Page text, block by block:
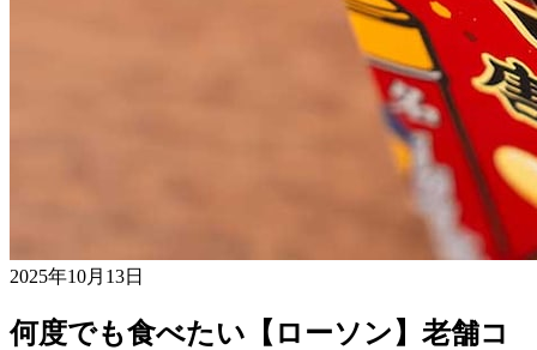
2025年10月13日
何度でも食べたい【ローソン】老舗コ